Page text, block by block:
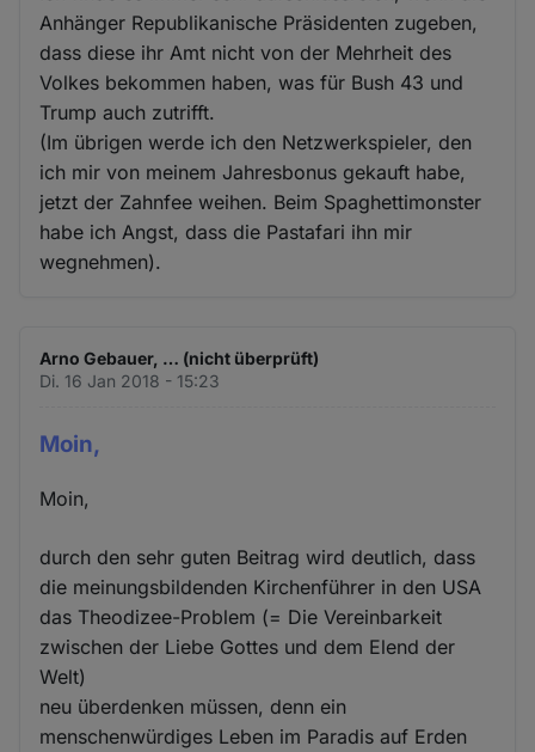
Anhänger Republikanische Präsidenten zugeben,
dass diese ihr Amt nicht von der Mehrheit des
Volkes bekommen haben, was für Bush 43 und
Trump auch zutrifft.
(Im übrigen werde ich den Netzwerkspieler, den
ich mir von meinem Jahresbonus gekauft habe,
jetzt der Zahnfee weihen. Beim Spaghettimonster
habe ich Angst, dass die Pastafari ihn mir
wegnehmen).
Arno Gebauer, … (nicht überprüft)
Di. 16 Jan 2018 - 15:23
Moin,
Moin,
durch den sehr guten Beitrag wird deutlich, dass
die meinungsbildenden Kirchenführer in den USA
das Theodizee-Problem (= Die Vereinbarkeit
zwischen der Liebe Gottes und dem Elend der
Welt)
neu überdenken müssen, denn ein
menschenwürdiges Leben im Paradis auf Erden